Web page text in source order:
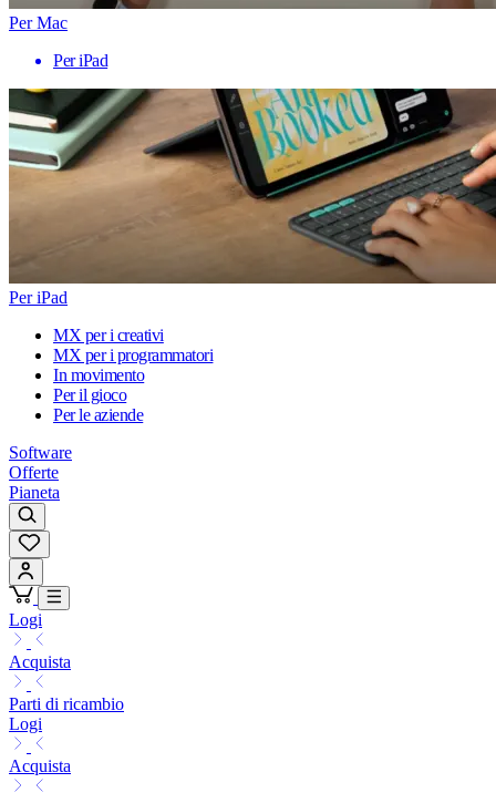
Per Mac
Per iPad
Per iPad
MX per i creativi
MX per i programmatori
In movimento
Per il gioco
Per le aziende
Software
Offerte
Pianeta
Logi
Acquista
Parti di ricambio
Logi
Acquista